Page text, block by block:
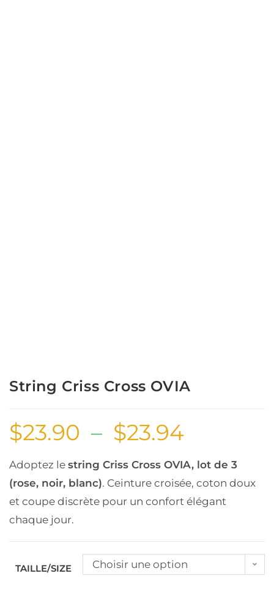
String Criss Cross OVIA
$23.90 – $23.94
Adoptez le string Criss Cross OVIA, lot de 3
(rose, noir, blanc). Ceinture croisée, coton doux
et coupe discrète pour un confort élégant
chaque jour.
TAILLE/SIZE Choisir une option